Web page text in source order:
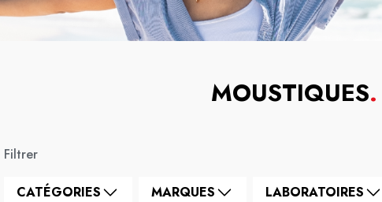
MOUSTIQUES.
Filtrer
CATÉGORIES MARQUES LABORATOIRES